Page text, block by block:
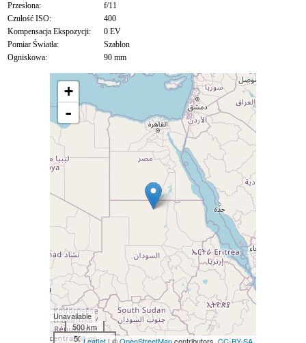
Przesłona:
f/11
Czułość ISO:
400
Kompensacja Ekspozycji:
0 EV
Pomiar Światła:
Szablon
Ogniskowa:
90 mm
+
-
Unavailable
500 km
500 mi